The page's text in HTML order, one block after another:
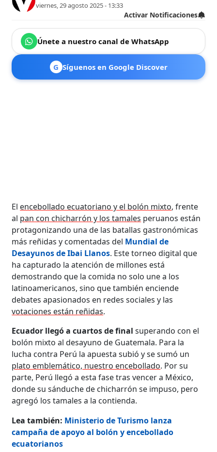
viernes, 29 agosto 2025 - 13:33
Activar Notificaciones
Únete a nuestro canal de WhatsApp
G Síguenos en Google Discover
El encebollado ecuatoriano y el bolón mixto, frente
al pan con chicharrón y los tamales peruanos están
protagonizando una de las batallas gastronómicas
más reñidas y comentadas del Mundial de
Desayunos de Ibai Llanos. Este torneo digital que
ha capturado la atención de millones está
demostrando que la comida no solo une a los
latinoamericanos, sino que también enciende
debates apasionados en redes sociales y las
votaciones están reñidas.
Ecuador llegó a cuartos de finalsuperando con el
bolón mixto al desayuno de Guatemala. Para la
lucha contra Perú la apuesta subió y se sumó un
plato emblemático, nuestro encebollado. Por su
parte, Perú llegó a esta fase tras vencer a México,
donde su sánduche de chicharrón se impuso, pero
agregó los tamales a la contienda.
Lea también: Ministerio de Turismo lanza
campaña de apoyo al bolón y encebollado
ecuatorianos